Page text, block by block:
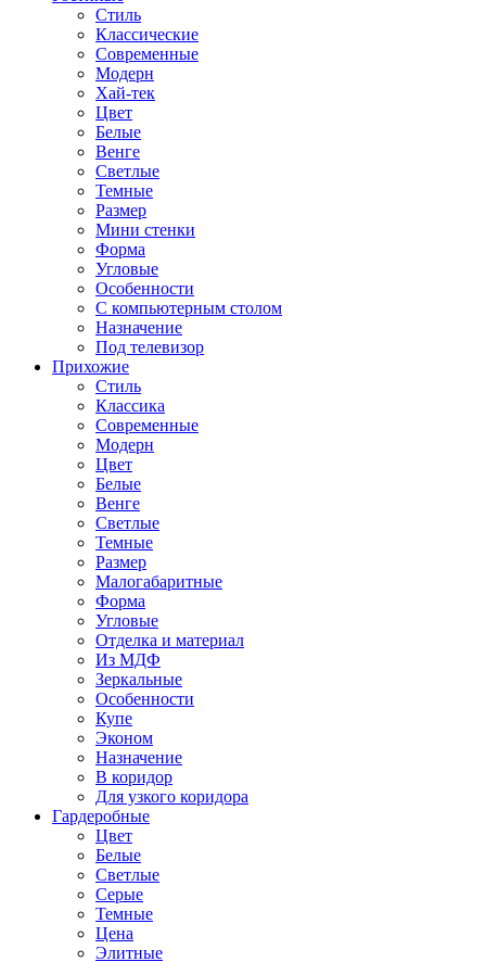
Стиль
Классические
Современные
Модерн
Хай-тек
Цвет
Белые
Венге
Светлые
Темные
Размер
Мини стенки
Форма
Угловые
Особенности
С компьютерным столом
Назначение
Под телевизор
Прихожие
Стиль
Классика
Современные
Модерн
Цвет
Белые
Венге
Светлые
Темные
Размер
Малогабаритные
Форма
Угловые
Отделка и материал
Из МДФ
Зеркальные
Особенности
Купе
Эконом
Назначение
В коридор
Для узкого коридора
Гардеробные
Цвет
Белые
Светлые
Серые
Темные
Цена
Элитные